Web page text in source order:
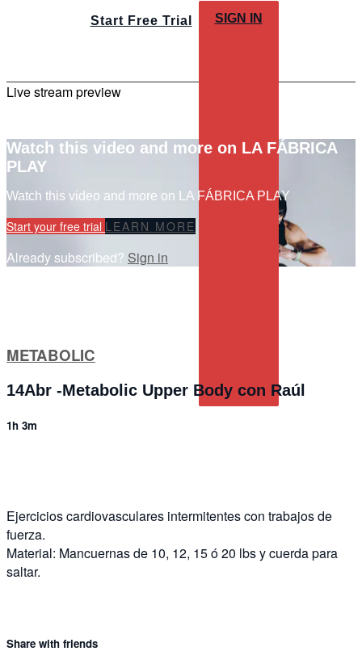
Start Free Trial SIGN IN
Live stream preview
Watch this video and more on LA FÁBRICA
PLAY
Watch this video and more on LA FÁBRICA PLAY
Start your free trial LEARN MORE
Already subscribed? Sign in
METABOLIC
14Abr -Metabolic Upper Body con Raúl
1h 3m
Ejercicios cardiovasculares intermitentes con trabajos de
fuerza.
Material: Mancuernas de 10, 12, 15 ó 20 lbs y cuerda para
saltar.
Share with friends